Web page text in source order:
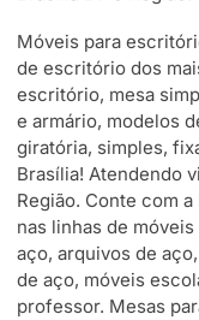
Móveis para
de escritório dos
escritório, mesa
e armário, modelos
giratória, simples,
Brasília! Atendendo
Região. Conte com
nas linhas de
aço, arquivos de
de aço, móveis
professor. Mesas